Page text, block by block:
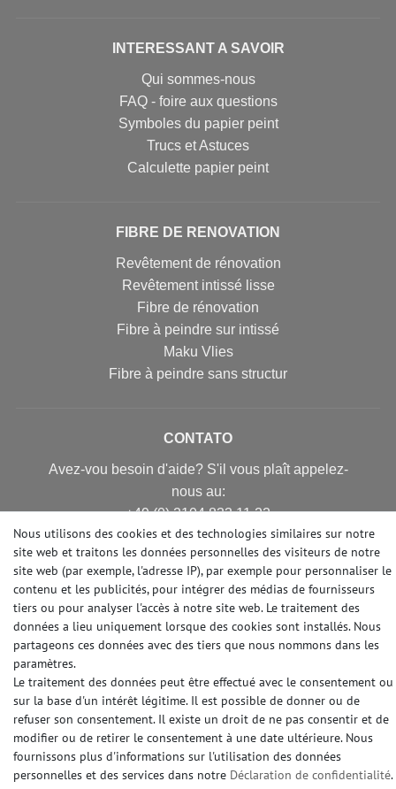
INTERESSANT A SAVOIR
Qui sommes-nous
FAQ - foire aux questions
Symboles du papier peint
Trucs et Astuces
Calculette papier peint
FIBRE DE RENOVATION
Revêtement de rénovation
Revêtement intissé lisse
Fibre de rénovation
Fibre à peindre sur intissé
Maku Vlies
Fibre à peindre sans structur
CONTATO
Avez-vou besoin d'aide? S'il vous plaît appelez-
nous au:
+49 (0) 2104 833 11 22
Heures d'ouverture du centre d'appels du lundi au
vendredi de
10:00 alle 16:00 (MEZ)
E-mail: info@profhome.fr
MODES DE PAIEMENT
DES MÉDIAS SOCIAUX
Nous utilisons des cookies et des technologies similaires sur notre
site web et traitons les données personnelles des visiteurs de notre
site web (par exemple, l'adresse IP), par exemple pour personnaliser le
contenu et les publicités, pour intégrer des médias de fournisseurs
tiers ou pour analyser l'accès à notre site web. Le traitement des
données a lieu uniquement lorsque des cookies sont installés. Nous
partageons ces données avec des tiers que nous nommons dans les
paramètres.
Le traitement des données peut être effectué avec le consentement ou
sur la base d'un intérêt légitime. Il est possible de donner ou de
refuser son consentement. Il existe un droit de ne pas consentir et de
modifier ou de retirer le consentement à une date ultérieure. Nous
fournissons plus d'informations sur l'utilisation des données
personnelles et des services dans notre Déclaration de confidentialité.